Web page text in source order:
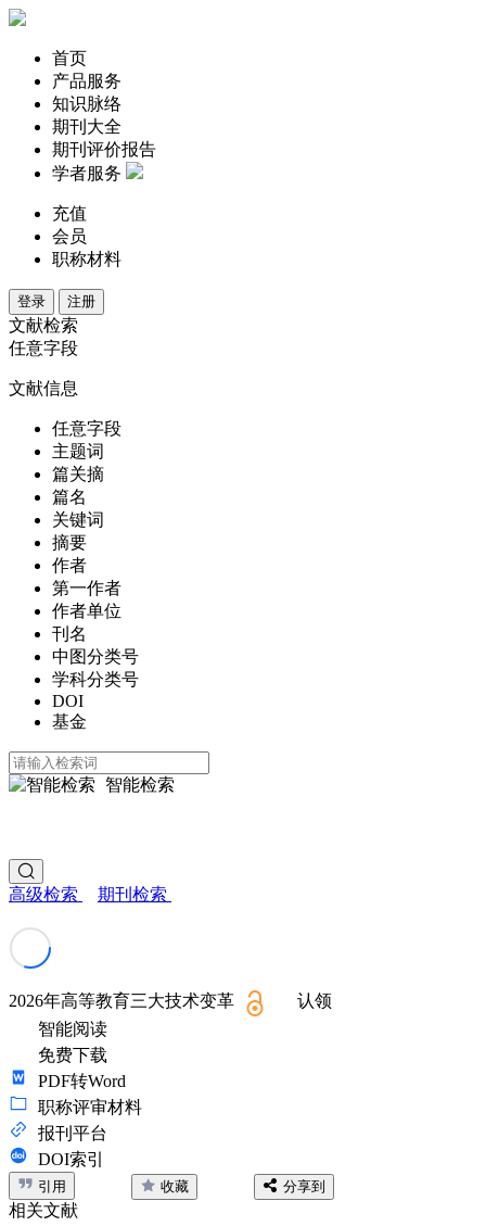
首页
产品服务
知识脉络
期刊大全
期刊评价报告
学者服务
充值
会员
职称材料
登录 注册
文献检索
任意字段
文献信息
任意字段
主题词
篇关摘
篇名
关键词
摘要
作者
第一作者
作者单位
刊名
中图分类号
学科分类号
DOI
基金
智能检索
高级检索 期刊检索
2026年高等教育三大技术变革
认领
智能阅读
免费下载
PDF转Word
职称评审材料
报刊平台
DOI索引
引用 收藏 分享到
相关文献